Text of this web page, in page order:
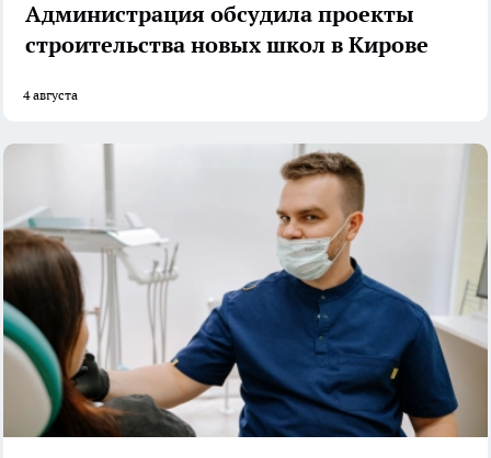
Администрация обсудила проекты
строительства новых школ в Кирове
4 августа